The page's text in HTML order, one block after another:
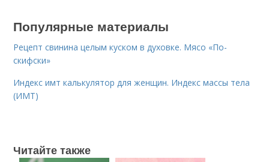
Популярные материалы
Рецепт свинина целым куском в духовке. Мясо «По-
скифски»
Индекс имт калькулятор для женщин. Индекс массы тела
(ИМТ)
Читайте также